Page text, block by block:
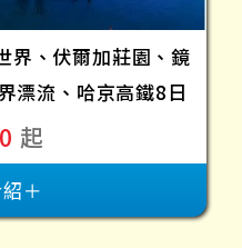
界、伏爾加莊園、鏡
漂流、哈京高鐵8日
起
＋